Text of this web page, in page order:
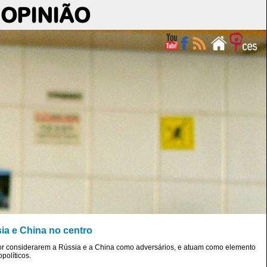
OPINIÃO
e China no centro
a Rússia e a China como adversários, e atuam como elemento